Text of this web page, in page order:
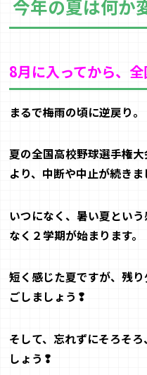
今年の夏は何か
8月に入ってから、
まるで梅雨の頃に逆戻り。
夏の全国高校野球選手権
より、中断や中止が続きま
いつになく、暑い夏とい
なく ２ 学期が始まり ます。
短く感じた夏ですが、残
ごしましょう❢
そして、忘れずにそろそ
しょう❢